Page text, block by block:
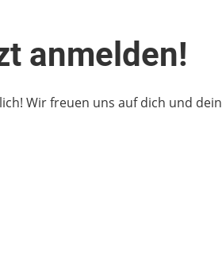
anmelden!
Wir freuen uns auf dich und dein